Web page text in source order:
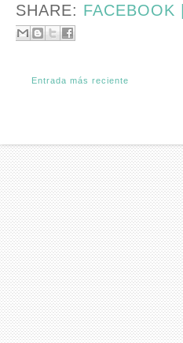
SHARE: FACEBOOK |
Entrada más reciente